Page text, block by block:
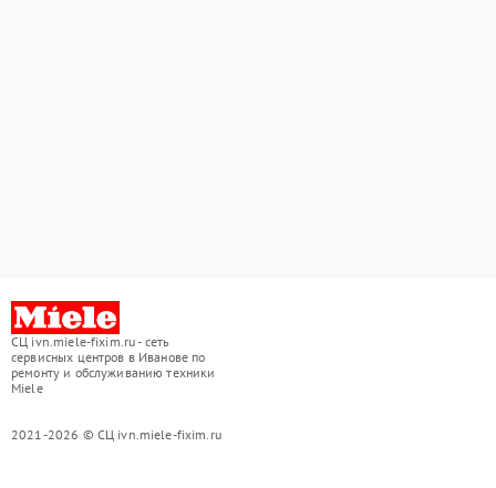
СЦ ivn.miele-fixim.ru - сеть
сервисных центров в Иванове по
ремонту и обслуживанию техники
Miele
2021-2026 © СЦ ivn.miele-fixim.ru